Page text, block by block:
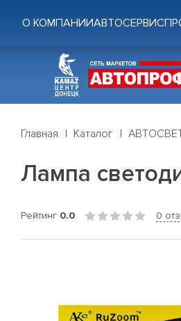
О КОМПАНИИАВТОСЕРВИС
Главная Каталог
Лампа
Рейтинг 0.0 0